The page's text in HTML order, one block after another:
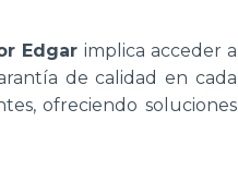
Edgar implica acceder a
de calidad en cada
ofreciendo soluciones